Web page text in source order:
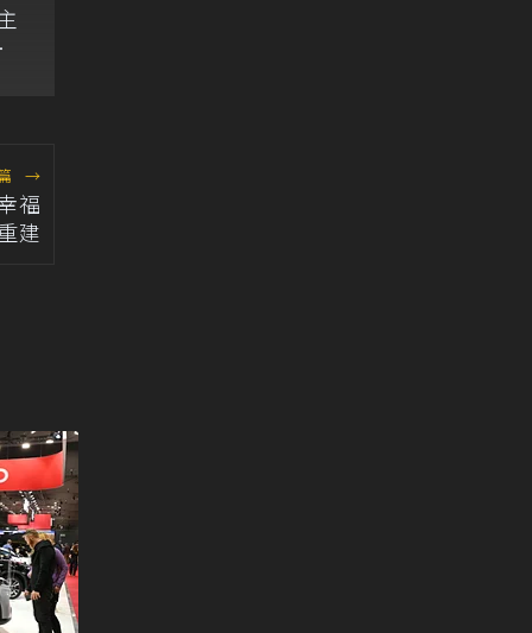
→
福
建